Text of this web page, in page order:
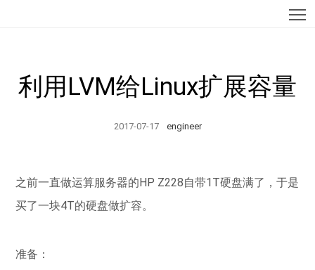
利用LVM给Linux扩展容量
2017-07-17 engineer
之前一直做运算服务器的HP Z228自带1T硬盘满了，于是
买了一块4T的硬盘做扩容。
准备：